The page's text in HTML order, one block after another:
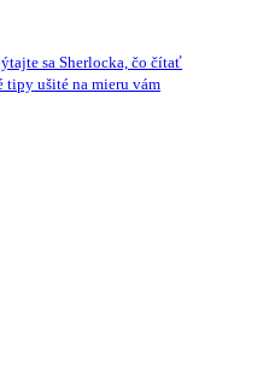
sa Sherlocka, čo čítať
tipy ušité na mieru vám